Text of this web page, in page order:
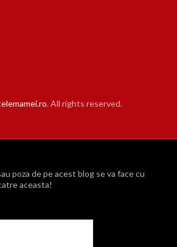
. All rights reserved.
poza de pe acest blog se va face cu
aceasta!